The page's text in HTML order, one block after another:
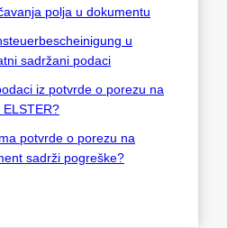
polja u dokumentu
u
sadržani podaci
iz potvrde o porezu na
potvrde o porezu na
sadrži pogreške?